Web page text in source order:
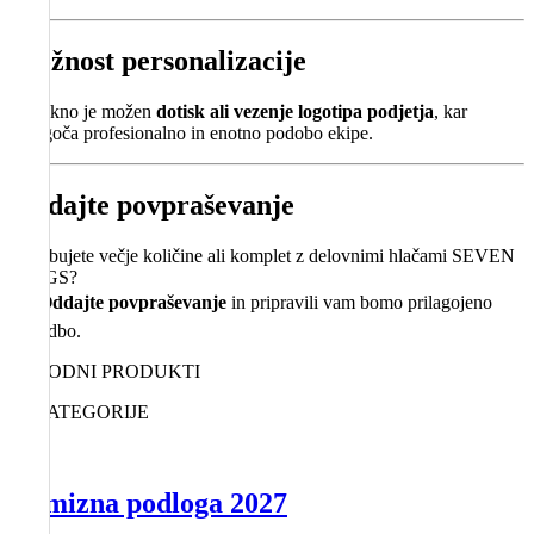
Možnost personalizacije
Na jakno je možen dotisk ali vezenje logotipa podjetja, kar
omogoča profesionalno in enotno podobo ekipe.
Oddajte povpraševanje
Potrebujete večje količine ali komplet z delovnimi hlačami SEVEN
KINGS?
Oddajte povpraševanje in pripravili vam bomo prilagojeno
ponudbo.
SORODNI PRODUKTI
IZ KATEGORIJE
Namizna podloga 2027